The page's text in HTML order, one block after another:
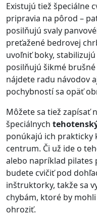
Existujú tiež špeciálne
pripravia na pôrod –
posilňujú svaly
preťažené bedrovej
uvoľniť boky,
posilňujú šikmé
nájdete radu návodov
pochybností sa opäť
Môžete sa tiež zapísať
špeciálnych
ponúkajú ich prakticky
centrum. Či už ide o
alebo napríklad pilates
budete cvičiť pod
inštruktorky, takže sa
chybám, ktoré by
ohroziť.